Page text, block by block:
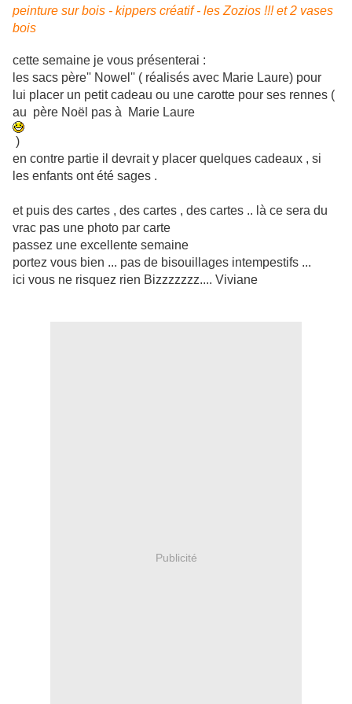
peinture sur bois - kippers créatif - les Zozios !!! et 2 vases
bois
cette semaine je vous présenterai :
les sacs père'' Nowel'' ( réalisés avec Marie Laure) pour
lui placer un petit cadeau ou une carotte pour ses rennes (
au père Noël pas à Marie Laure
)
en contre partie il devrait y placer quelques cadeaux , si
les enfants ont été sages .
et puis des cartes , des cartes , des cartes .. là ce sera du
vrac pas une photo par carte
passez une excellente semaine
portez vous bien ... pas de bisouillages intempestifs ...
ici vous ne risquez rien Bizzzzzzz.... Viviane
Publicité